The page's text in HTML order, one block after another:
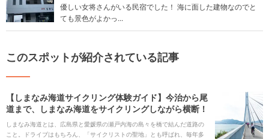
優しい女将さんがいる民宿でした！ 海に面した建物なのでと
ても景色がよかっ...
このスポットが紹介されている記事
【しまなみ海道サイクリング体験ガイド】今治から尾
道まで、しまなみ海道をサイクリングしながら横断！
しまなみ海道とは、広島県と愛媛県の瀬戸内海の島々を橋で結んだ道路の
こと。ドライブはもちろん、「サイクリストの聖地」とも呼ばれ、毎年多